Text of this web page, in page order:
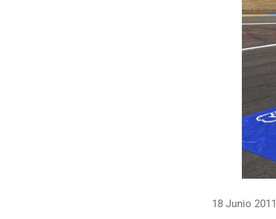
18 Junio 2011